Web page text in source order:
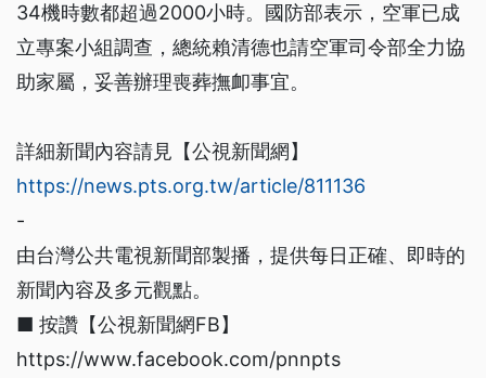
34機時數都超過2000小時。國防部表示，空軍已成
立專案小組調查，總統賴清德也請空軍司令部全力協
助家屬，妥善辦理喪葬撫卹事宜。
詳細新聞內容請見【公視新聞網】
https://news.pts.org.tw/article/811136
-
由台灣公共電視新聞部製播，提供每日正確、即時的
新聞內容及多元觀點。
■ 按讚【公視新聞網FB】
https://www.facebook.com/pnnpts